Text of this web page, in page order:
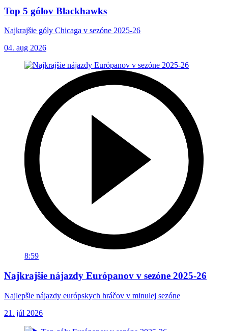
Top 5 gólov Blackhawks
Najkrajšie góly Chicaga v sezóne 2025-26
04. aug 2026
8:59
Najkrajšie nájazdy Európanov v sezóne 2025-26
Najlepšie nájazdy európskych hráčov v minulej sezóne
21. júl 2026